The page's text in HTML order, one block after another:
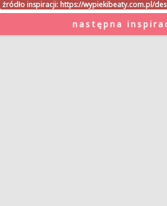
źródło inspiracji: https://wypiekibeaty.com.pl/
następna